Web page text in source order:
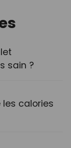
sain ?
calories